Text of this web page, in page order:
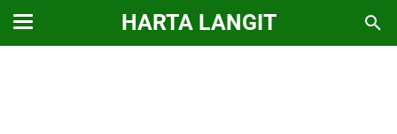
HARTA LANGIT